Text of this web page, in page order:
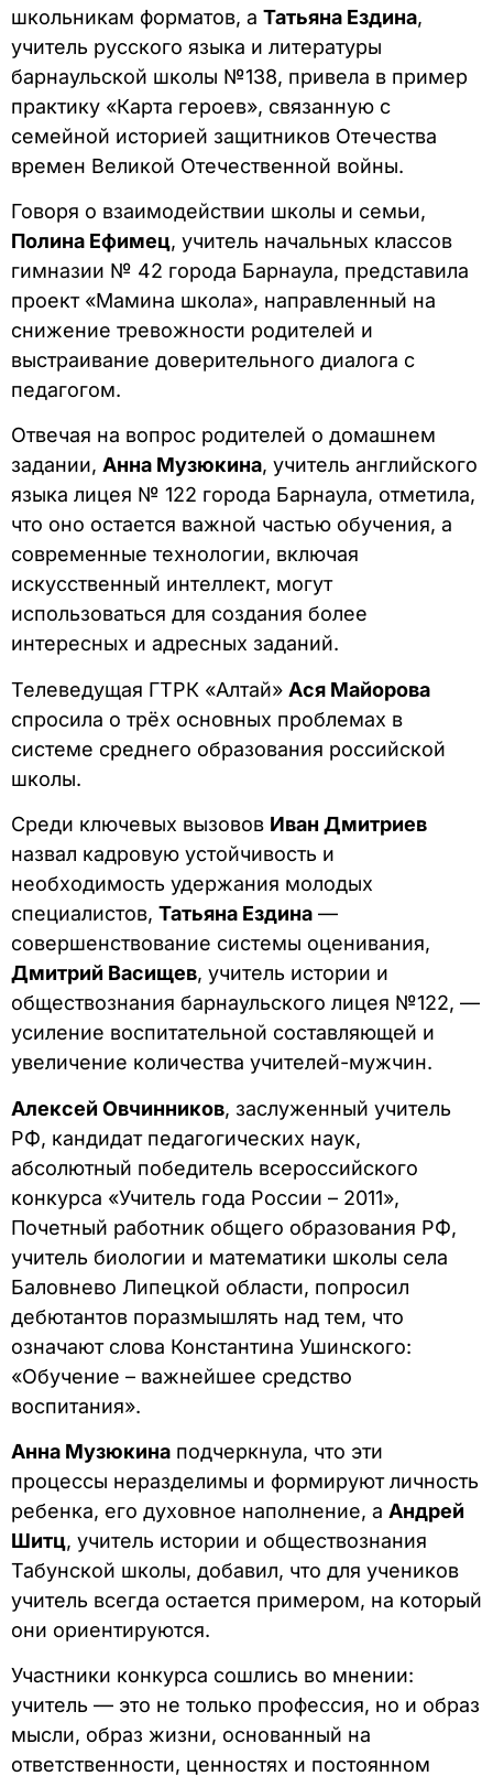
школьникам форматов, а Татьяна Ездина,
учитель русского языка и литературы
барнаульской школы №138, привела в пример
практику «Карта героев», связанную с
семейной историей защитников Отечества
времен Великой Отечественной войны.
Говоря о взаимодействии школы и семьи,
Полина Ефимец, учитель начальных классов
гимназии № 42 города Барнаула, представила
проект «Мамина школа», направленный на
снижение тревожности родителей и
выстраивание доверительного диалога с
педагогом.
Отвечая на вопрос родителей о домашнем
задании, Анна Музюкина, учитель английского
языка лицея № 122 города Барнаула, отметила,
что оно остается важной частью обучения, а
современные технологии, включая
искусственный интеллект, могут
использоваться для создания более
интересных и адресных заданий.
Телеведущая ГТРК «Алтай» Ася Майорова
спросила о трёх основных проблемах в
системе среднего образования российской
школы.
Среди ключевых вызовов Иван Дмитриев
назвал кадровую устойчивость и
необходимость удержания молодых
специалистов, Татьяна Ездина —
совершенствование системы оценивания,
Дмитрий Васищев, учитель истории и
обществознания барнаульского лицея №122, —
усиление воспитательной составляющей и
увеличение количества учителей-мужчин.
Алексей Овчинников, заслуженный учитель
РФ, кандидат педагогических наук,
абсолютный победитель всероссийского
конкурса «Учитель года России – 2011»,
Почетный работник общего образования РФ,
учитель биологии и математики школы села
Баловнево Липецкой области, попросил
дебютантов поразмышлять над тем, что
означают слова Константина Ушинского:
«Обучение – важнейшее средство
воспитания».
Анна Музюкина подчеркнула, что эти
процессы неразделимы и формируют личность
ребенка, его духовное наполнение, а Андрей
Шитц, учитель истории и обществознания
Табунской школы, добавил, что для учеников
учитель всегда остается примером, на который
они ориентируются.
Участники конкурса сошлись во мнении:
учитель — это не только профессия, но и образ
мысли, образ жизни, основанный на
ответственности, ценностях и постоянном